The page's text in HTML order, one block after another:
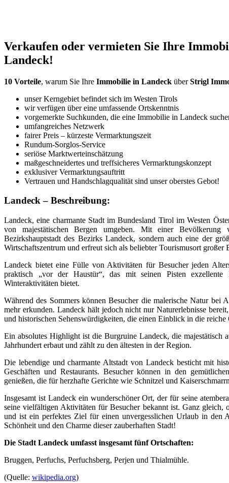
Verkaufen oder vermieten Sie Ihre
Landeck!
10 Vorteile, warum Sie Ihre Immobilie in Landeck überStrigl
unser Kerngebiet befindet sich im Westen Tirols
wir verfügen über eine umfassende Ortskenntnis
vorgemerkte Suchkunden, die eine Immobilie in Landeck
umfangreiches Netzwerk
fairer Preis – kürzeste Vermarktungszeit
Rundum-Sorglos-Service
seriöse Marktwerteinschätzung
maßgeschneidertes und treffsicheres Vermarktungskonzept
exklusiver Vermarktungsauftritt
Vertrauen und Handschlagqualität sind unser oberstes Gebot!
Landeck – Beschreibung:
Landeck, eine charmante Stadt im Bundesland Tirol im Westen
von majestätischen Bergen umgeben. Mit einer
Bezirkshauptstadt des Bezirks Landeck, sondern auch eine der
Wirtschaftszentrum und erfreut sich als beliebter Tourismusort großer
Landeck bietet eine Fülle von Aktivitäten für Besucher jeden
praktisch „vor der Haustür“, das mit seinen Pisten exzellente
Winteraktivitäten bietet.
Während des Sommers können Besucher die malerische Natur
mehr erkunden. Landeck hält jedoch nicht nur Naturerlebnisse
und historischen Sehenswürdigkeiten, die einen Einblick in die
Ein absolutes Highlight ist die Burgruine Landeck, die
Jahrhundert erbaut und zählt zu den ältesten in der Region.
Die lebendige und charmante Altstadt von Landeck besticht mit
Geschäften und Restaurants. Besucher können in den
genießen, die für herzhafte Gerichte wie Schnitzel und
Insgesamt ist Landeck ein wunderschöner Ort, der für seine
seine vielfältigen Aktivitäten für Besucher bekannt ist. Ganz
und ist ein perfektes Ziel für einen unvergesslichen Urlaub in den
Schönheit und den Charme dieser zauberhaften Stadt!
Die Stadt Landeck umfasst insgesamt fünf Ortschaften:
Bruggen, Perfuchs, Perfuchsberg, Perjen und Thialmühle.
(Quelle: wikipedia.org)